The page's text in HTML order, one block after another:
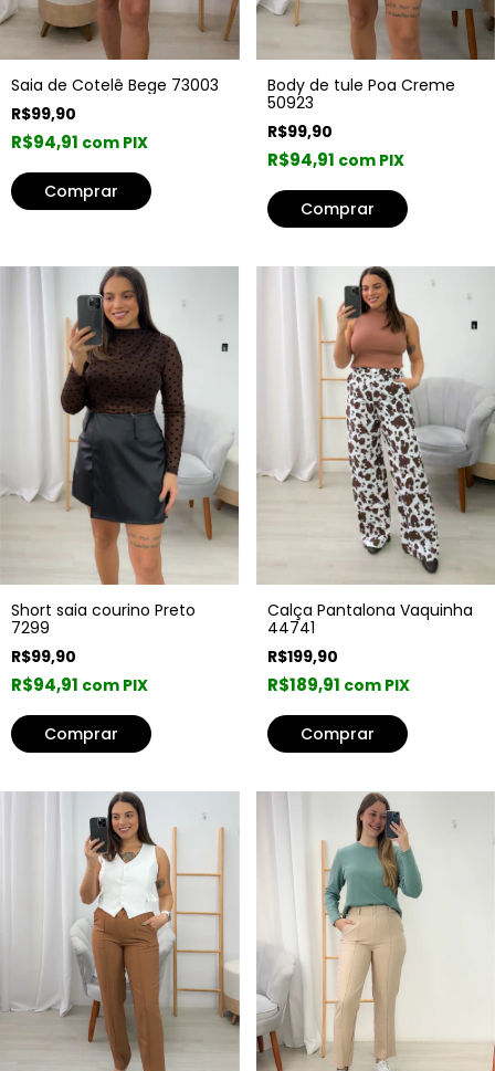
Saia de Cotelê Bege 73003
R$99,90
R$94,91 com PIX
Comprar
Body de tule Poa Creme
50923
R$99,90
R$94,91 com PIX
Short saia courino Preto
7299
R$99,90
R$94,91 com PIX
Comprar
Calça Pantalona Vaquinha
44741
R$199,90
R$189,91 com PIX
Comprar